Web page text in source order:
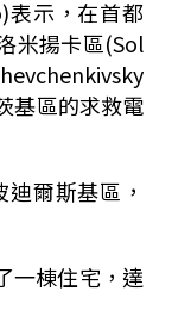
示，在首都
米揚卡區(Sol
基區的求救電
爾斯基區，
一棟住宅，達